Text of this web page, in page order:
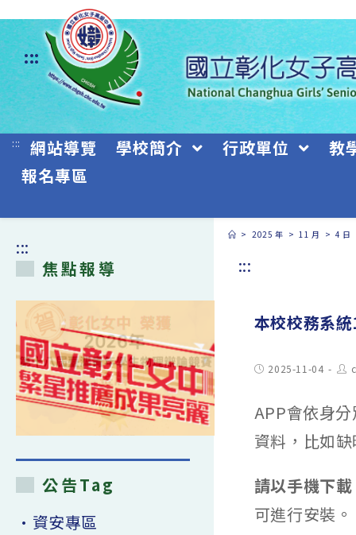
跳
轉
至
主
要
:::
::: 網站導覽 學校簡介 行政單位
教
報名專區
> 2025 年 > 11 月 > 4 日
:::
本校校務系
Post2025-11-04
APP會依身
資料，比如
請以手機下
可進行安裝。
:::
焦點報導
公告Tag
•資安專區